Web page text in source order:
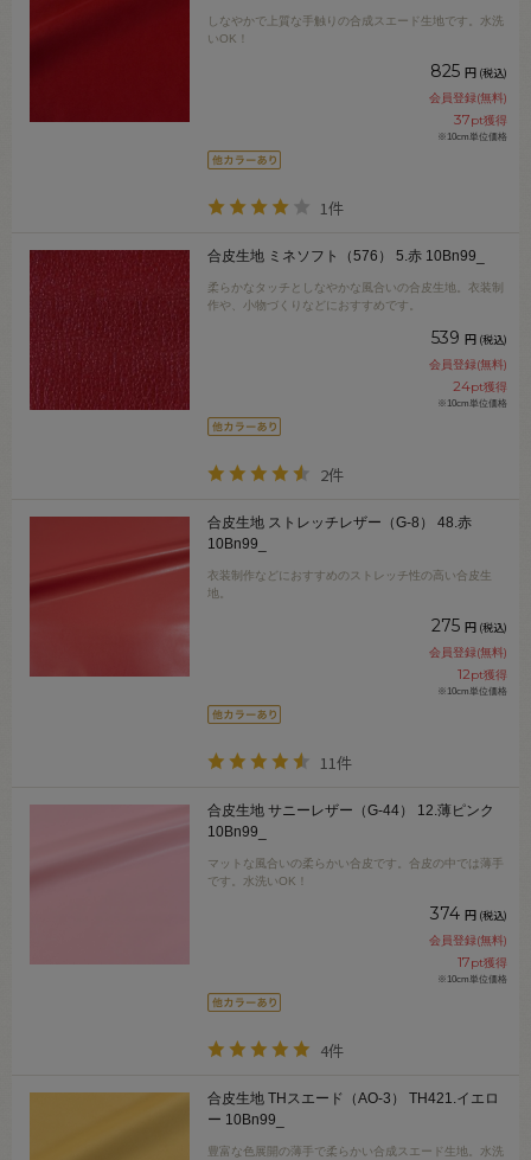
しなやかで上質な手触りの合成スエード生地です。水洗
いOK！
825 円 (税込)
会員登録(無料)
37pt獲得
※10cm単位価格
1件
合皮生地 ミネソフト（576） 5.赤 10Bn99_
柔らかなタッチとしなやかな風合いの合皮生地。衣装制
作や、小物づくりなどにおすすめです。
539 円 (税込)
会員登録(無料)
24pt獲得
※10cm単位価格
2件
合皮生地 ストレッチレザー（G-8） 48.赤
10Bn99_
衣装制作などにおすすめのストレッチ性の高い合皮生
地。
275 円 (税込)
会員登録(無料)
12pt獲得
※10cm単位価格
11件
合皮生地 サニーレザー（G-44） 12.薄ピンク
10Bn99_
マットな風合いの柔らかい合皮です。合皮の中では薄手
です。水洗いOK！
374 円 (税込)
会員登録(無料)
17pt獲得
※10cm単位価格
4件
合皮生地 THスエード（AO-3） TH421.イエロ
ー 10Bn99_
豊富な色展開の薄手で柔らかい合成スエード生地。水洗